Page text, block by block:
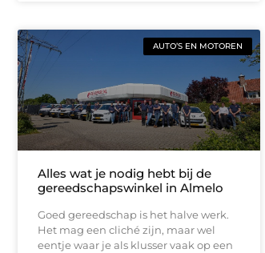
AUTO’S EN MOTOREN
Alles wat je nodig hebt bij de
gereedschapswinkel in Almelo
Goed gereedschap is het halve werk.
Het mag een cliché zijn, maar wel
eentje waar je als klusser vaak op een